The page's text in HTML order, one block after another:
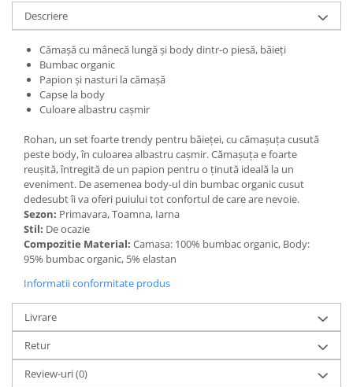
Descriere
Cămașă cu mânecă lungă și body dintr-o piesă, băieți
Bumbac organic
Papion și nasturi la cămașă
Capse la body
Culoare albastru cașmir
Rohan, un set foarte trendy pentru băieței, cu cămașuța cusută
peste body, în culoarea albastru cașmir. Cămașuța e foarte
reușită, întregită de un papion pentru o ținută ideală la un
eveniment. De asemenea body-ul din bumbac organic cusut
dedesubt îi va oferi puiului tot confortul de care are nevoie.
Sezon: Primavara, Toamna, Iarna
Stil: De ocazie
Compozitie Material: Camasa: 100% bumbac organic, Body:
95% bumbac organic, 5% elastan
Informatii conformitate produs
Livrare
Retur
Review-uri(0)